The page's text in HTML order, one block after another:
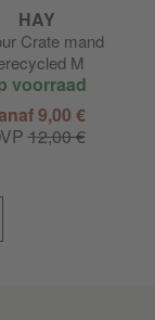
HAY
Crate mand
M
voorraad
9,00 €
12,00 €